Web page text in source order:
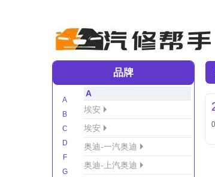
品牌
A
B
C
D
F
G
A
埃安
埃安
奥迪-一汽奥迪
奥迪-上汽奥迪